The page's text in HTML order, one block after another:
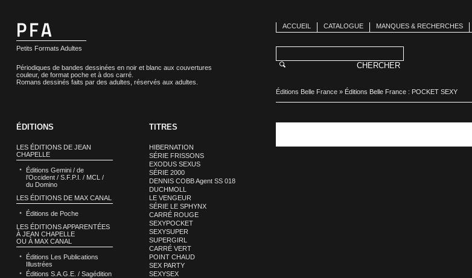
Petits Formats Adultes
Périodiques de bandes dessinées en noir et blanc aux couvertures
couleur, de format poche et à dos carré.
Romans dessinés faits par des adultes, réservés aux adultes.
ACCUEIL CATALOGUE MANQUES & RECHERCHES
Éditions Belle France» Éditions Belle France : POCKET SEXY
ÉDITIONS
LES ÉDITIONS DE JEAN
CHAPELLE
Éditions Gemini / de
l’Occident / S.F.P.I. / MCL /
du Domino
LES ÉDITIONS DE MAX CANAL
Éditions de Poche
LES ÉDITIONS APPARENTÉES
À JEAN CHAPELLE
OU À MAX CANAL
Éditions Les Publications
Illustrées
Éditions S.A.G.E. / Sagédition
TITRES
HIBERNATION
SÉRIE FRISSONS
EXODUS SEXUS
SÉRIE 2000
DENNIS COBB Agent SS 018
DUCHMOLL
LE VENGEUR
SÉRIE LE SPHYNX
CARRÉ ROUGE
SEXYPOCKET
SEXYSUPER
SUPERGIRL
CARRÉ VERT
POINT CHAUD
SEX PARTY
SEXYSEX